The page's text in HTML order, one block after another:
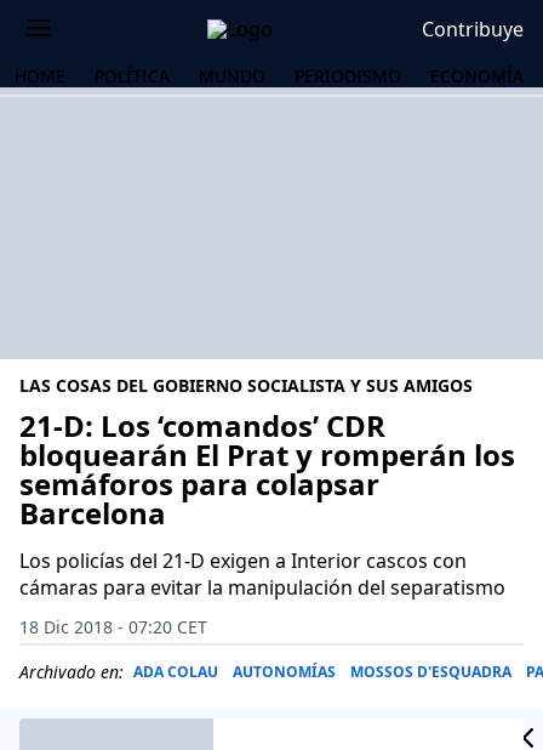
Contribuye
HOME POLÍTICA MUNDO PERIODISMO ECONOMÍA
LAS COSAS DEL GOBIERNO SOCIALISTA Y SUS AMIGOS
21-D: Los ‘comandos’ CDR
bloquearán El Prat y romperán los
semáforos para colapsar
Barcelona
Los policías del 21-D exigen a Interior cascos con
cámaras para evitar la manipulación del separatismo
18 Dic 2018 - 07:20 CET
Archivado en: ADA COLAU AUTONOMÍAS MOSSOS D'ESQUADRA